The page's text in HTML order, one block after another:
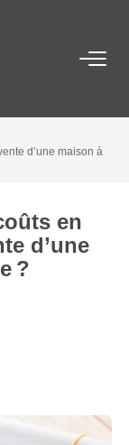
d’une maison à
en
d’une
?